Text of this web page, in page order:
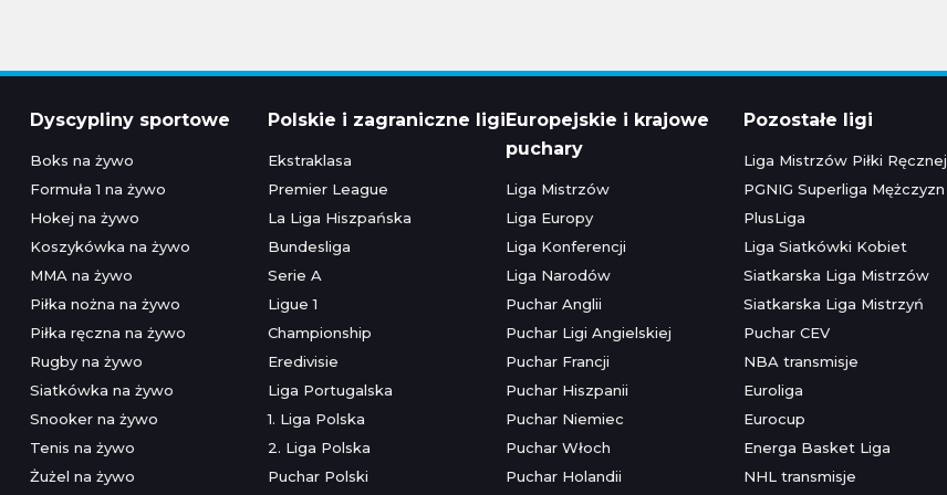
Dyscypliny sportowe
Boks na żywo
Formuła 1 na żywo
Hokej na żywo
Koszykówka na żywo
MMA na żywo
Piłka nożna na żywo
Piłka ręczna na żywo
Rugby na żywo
Siatkówka na żywo
Snooker na żywo
Tenis na żywo
Żużel na żywo
Polskie i zagraniczne ligi
Ekstraklasa
Premier League
La Liga Hiszpańska
Bundesliga
Serie A
Ligue 1
Championship
Eredivisie
Liga Portugalska
1. Liga Polska
2. Liga Polska
Puchar Polski
Europejskie i krajowe
puchary
Liga Mistrzów
Liga Europy
Liga Konferencji
Liga Narodów
Puchar Anglii
Puchar Ligi Angielskiej
Puchar Francji
Puchar Hiszpanii
Puchar Niemiec
Puchar Włoch
Puchar Holandii
Pozostałe ligi
Liga Mistrzów Piłki Ręcznej
PGNIG Superliga Mężczyzn
PlusLiga
Liga Siatkówki Kobiet
Siatkarska Liga Mistrzów
Siatkarska Liga Mistrzyń
Puchar CEV
NBA transmisje
Euroliga
Eurocup
Energa Basket Liga
NHL transmisje